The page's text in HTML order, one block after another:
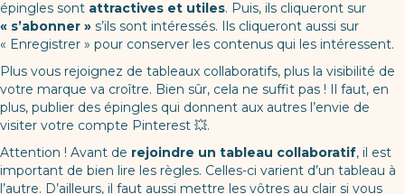
épingles sont attractives et utiles. Puis, ils cliqueront sur
« s’abonner » s’ils sont intéressés. Ils cliqueront aussi sur
« Enregistrer » pour conserver les contenus qui les intéressent.
Plus vous rejoignez de tableaux collaboratifs, plus la visibilité de
votre marque va croître. Bien sûr, cela ne suffit pas ! Il faut, en
plus, publier des épingles qui donnent aux autres l’envie de
visiter votre compte Pinterest 💥.
Attention ! Avant de rejoindre un tableau collaboratif, il est
important de bien lire les règles. Celles-ci varient d’un tableau à
l’autre. D’ailleurs, il faut aussi mettre les vôtres au clair si vous